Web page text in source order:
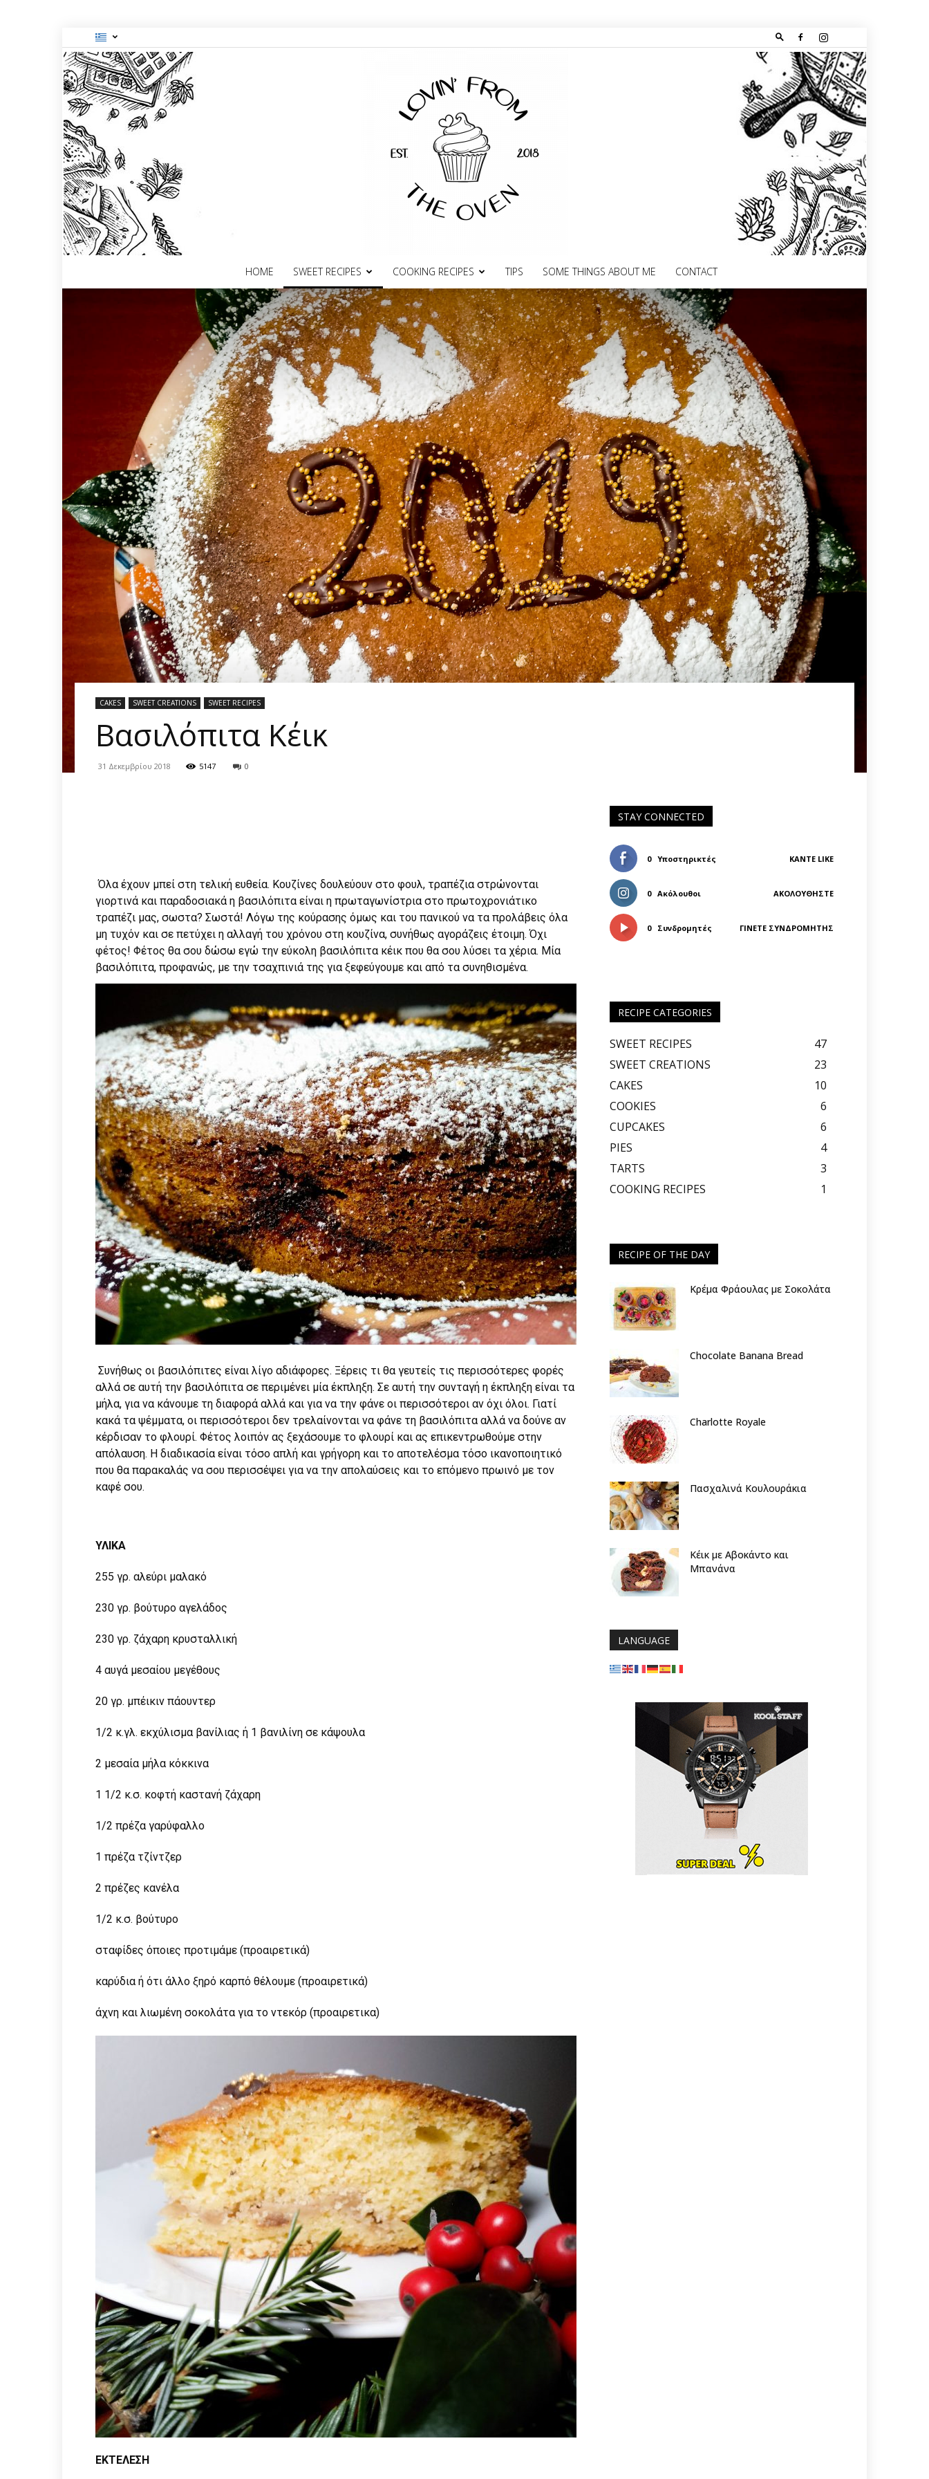
lovinfromtheoven.gr
HOME SWEET RECIPES COOKING RECIPES TIPS SOME THINGS ABOUT ME CONTACT
CAKES SWEET CREATIONS SWEET RECIPES
Βασιλόπιτα Κέικ
31 Δεκεμβρίου 2018 5147 0
Όλα έχουν μπεί στη τελική ευθεία. Κουζίνες δουλεύουν στο φουλ, τραπέζια στρώνονται
γιορτινά και παραδοσιακά η βασιλόπιτα είναι η πρωταγωνίστρια στο πρωτοχρονιάτικο
τραπέζι μας, σωστα? Σωστά! Λόγω της κούρασης όμως και του πανικού να τα προλάβεις όλα
μη τυχόν και σε πετύχει η αλλαγή του χρόνου στη κουζίνα, συνήθως αγοράζεις έτοιμη. Όχι
φέτος! Φέτος θα σου δώσω εγώ την εύκολη βασιλόπιτα κέικ που θα σου λύσει τα χέρια. Μία
βασιλόπιτα, προφανώς, με την τσαχπινιά της για ξεφεύγουμε και από τα συνηθισμένα.
Συνήθως οι βασιλόπιτες είναι λίγο αδιάφορες. Ξέρεις τι θα γευτείς τις περισσότερες φορές
αλλά σε αυτή την βασιλόπιτα σε περιμένει μία έκπληξη. Σε αυτή την συνταγή η έκπληξη είναι τα
μήλα, για να κάνουμε τη διαφορά αλλά και για να την φάνε οι περισσότεροι αν όχι όλοι. Γιατί
κακά τα ψέμματα, οι περισσότεροι δεν τρελαίνονται να φάνε τη βασιλόπιτα αλλά να δούνε αν
κέρδισαν το φλουρί. Φέτος λοιπόν ας ξεχάσουμε το φλουρί και ας επικεντρωθούμε στην
απόλαυση. Η διαδικασία είναι τόσο απλή και γρήγορη και το αποτελέσμα τόσο ικανοποιητικό
που θα παρακαλάς να σου περισσέψει για να την απολαύσεις και το επόμενο πρωινό με τον
καφέ σου.
ΥΛΙΚΑ
255 γρ. αλεύρι μαλακό
230 γρ. βούτυρο αγελάδος
230 γρ. ζάχαρη κρυσταλλική
4 αυγά μεσαίου μεγέθους
20 γρ. μπέικιν πάουντερ
1/2 κ.γλ. εκχύλισμα βανίλιας ή 1 βανιλίνη σε κάψουλα
2 μεσαία μήλα κόκκινα
1 1/2 κ.σ. κοφτή καστανή ζάχαρη
1/2 πρέζα γαρύφαλλο
1 πρέζα τζίντζερ
2 πρέζες κανέλα
1/2 κ.σ. βούτυρο
σταφίδες όποιες προτιμάμε (προαιρετικά)
καρύδια ή ότι άλλο ξηρό καρπό θέλουμε (προαιρετικά)
άχνη και λιωμένη σοκολάτα για το ντεκόρ (προαιρετικα)
ΕΚΤΕΛΕΣΗ
STAY CONNECTED
0 Υποστηρικτές ΚΆΝΤΕ LIKE
0 Ακόλουθοι ΑΚΟΛΟΥΘΉΣΤΕ
0 Συνδρομητές ΓΊΝΕΤΕ ΣΥΝΔΡΟΜΗΤΉΣ
RECIPE CATEGORIES
SWEET RECIPES
47
SWEET CREATIONS
23
CAKES
10
COOKIES
6
CUPCAKES
6
PIES
4
TARTS
3
COOKING RECIPES
1
RECIPE OF THE DAY
Κρέμα Φράουλας με Σοκολάτα
Chocolate Banana Bread
Charlotte Royale
Πασχαλινά Κουλουράκια
Κέικ με Αβοκάντο και
Μπανάνα
LANGUAGE